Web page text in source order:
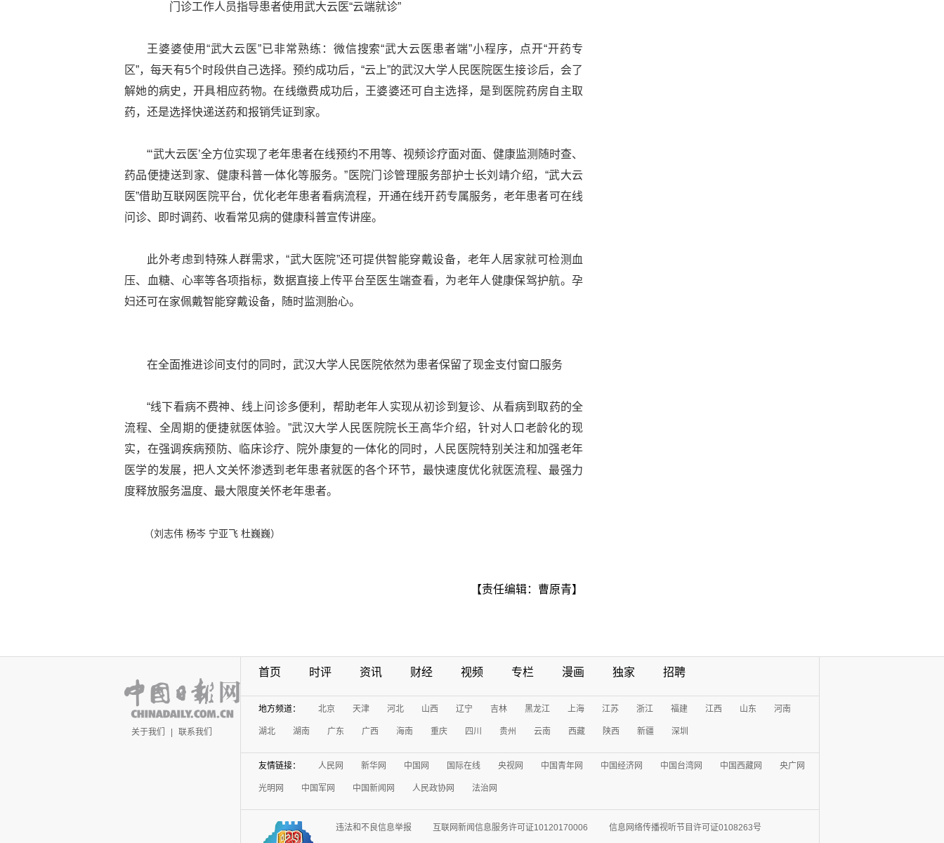
门诊工作人员指导患者使用武大云医“云端就诊”
王婆婆使用“武大云医”已非常熟练：微信搜索“武大云医患者端”小程序，点开“开药专
区”，每天有5个时段供自己选择。预约成功后，“云上”的武汉大学人民医院医生接诊后，会了
解她的病史，开具相应药物。在线缴费成功后，王婆婆还可自主选择，是到医院药房自主取
药，还是选择快递送药和报销凭证到家。
“‘武大云医’全方位实现了老年患者在线预约不用等、视频诊疗面对面、健康监测随时查、
药品便捷送到家、健康科普一体化等服务。”医院门诊管理服务部护士长刘靖介绍，“武大云
医”借助互联网医院平台，优化老年患者看病流程，开通在线开药专属服务，老年患者可在线
问诊、即时调药、收看常见病的健康科普宣传讲座。
此外考虑到特殊人群需求，“武大医院”还可提供智能穿戴设备，老年人居家就可检测血
压、血糖、心率等各项指标，数据直接上传平台至医生端查看，为老年人健康保驾护航。孕
妇还可在家佩戴智能穿戴设备，随时监测胎心。
在全面推进诊间支付的同时，武汉大学人民医院依然为患者保留了现金支付窗口服务
“线下看病不费神、线上问诊多便利，帮助老年人实现从初诊到复诊、从看病到取药的全
流程、全周期的便捷就医体验。”武汉大学人民医院院长王高华介绍，针对人口老龄化的现
实，在强调疾病预防、临床诊疗、院外康复的一体化的同时，人民医院特别关注和加强老年
医学的发展，把人文关怀渗透到老年患者就医的各个环节，最快速度优化就医流程、最强力
度释放服务温度、最大限度关怀老年患者。
（刘志伟 杨岑 宁亚飞 杜巍巍）
【责任编辑：曹原青】
关于我们 | 联系我们
首页 时评 资讯 财经 视频 专栏 漫画 独家 招聘
地方频道： 北京 天津 河北 山西 辽宁 吉林 黑龙江 上海 江苏 浙江 福建 江西 山东 河南
湖北 湖南 广东 广西 海南 重庆 四川 贵州 云南 西藏 陕西 新疆 深圳
友情链接： 人民网 新华网 中国网 国际在线 央视网 中国青年网 中国经济网 中国台湾网 中国西藏网 央广网
光明网 中国军网 中国新闻网 人民政协网 法治网
违法和不良信息举报 互联网新闻信息服务许可证10120170006 信息网络传播视听节目许可证0108263号